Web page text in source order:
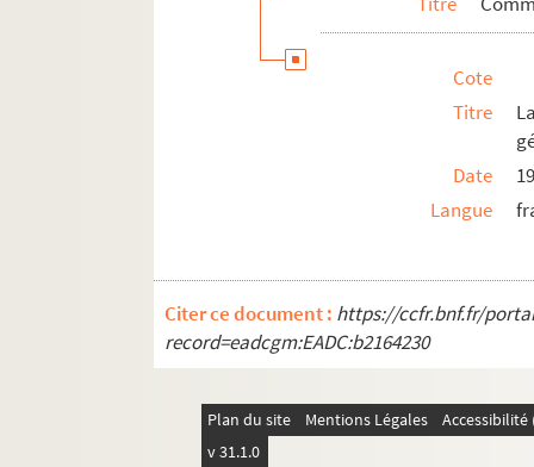
Cote
Titre
Date
Langue
Citer ce document : https://ccfr.bnf.fr/
record=eadcgm:EADC:b2164230
Plan du site Mentions Légales
v 31.1.0